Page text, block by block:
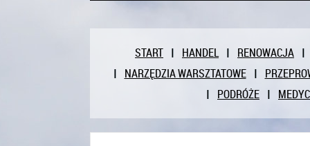
START HANDEL
RENOWACJA
NARZĘDZIA WARSZTATOWE
PODRÓŻE